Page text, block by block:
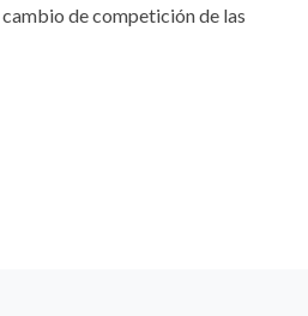
de competición de las